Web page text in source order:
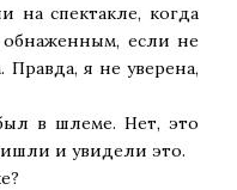
спектакле, когда
если не
я не уверена,
в шлеме. Нет, это
и увидели это.